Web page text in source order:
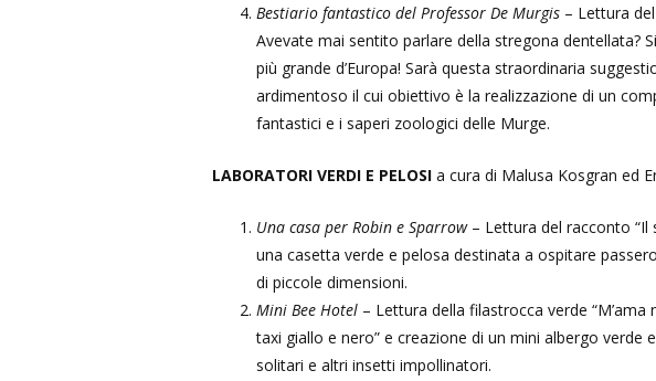
Bestiario fantastico del Professor De Murgis – Lettura
Avevate mai sentito parlare della stregona dentellata?
più grande d’Europa! Sarà questa straordinaria
ardimentoso il cui obiettivo è la realizzazione di un
fantastici e i saperi zoologici delle Murge.
LABORATORI VERDI E PELOSI a cura di Malusa Kosgran ed
Una casa per Robin e Sparrow– Lettura del racconto “Il
una casetta verde e pelosa destinata a ospitare
di piccole dimensioni.
Mini Bee Hotel – Lettura della filastrocca verde “M’ama
taxi giallo e nero” e creazione di un mini albergo verde
solitari e altri insetti impollinatori.